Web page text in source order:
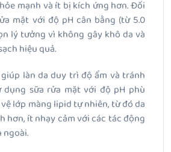
mạnh và ít bị kích ứng hơn. Đối
mặt với độ pH cân bằng (từ 5.0
lý tưởng vì không gây khô da và
hiệu quả.
làn da duy trì độ ẩm và tránh
dụng sữa rửa mặt với độ pH phù
lớp màng lipid tự nhiên, từ đó da
hơn, ít nhạy cảm với các tác động